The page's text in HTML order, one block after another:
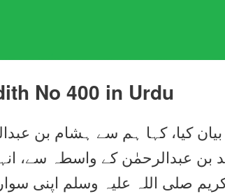
No 400 in Urdu
کیا، کہا ہم سے ہشام بن
بن عبدالرحمٰن کے واسطہ سے،
صلی اللہ علیہ وسلم اپنی